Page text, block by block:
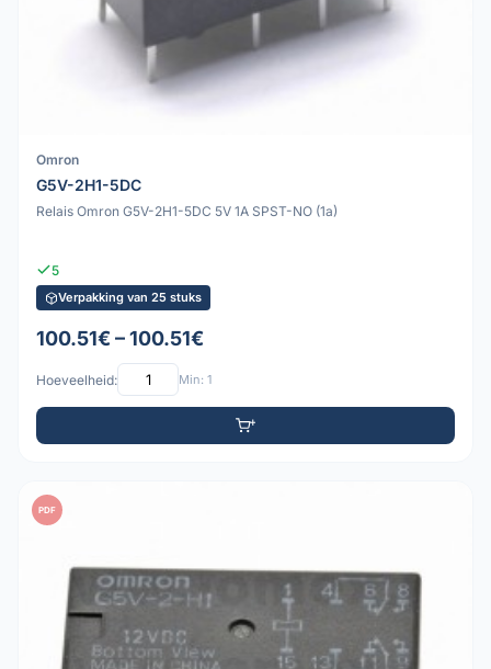
Omron
G5V-2H1-5DC
Relais Omron G5V-2H1-5DC 5V 1A SPST-NO (1a)
5
Verpakking van 25 stuks
100.51€ – 100.51€
Hoeveelheid: Min: 1
PDF